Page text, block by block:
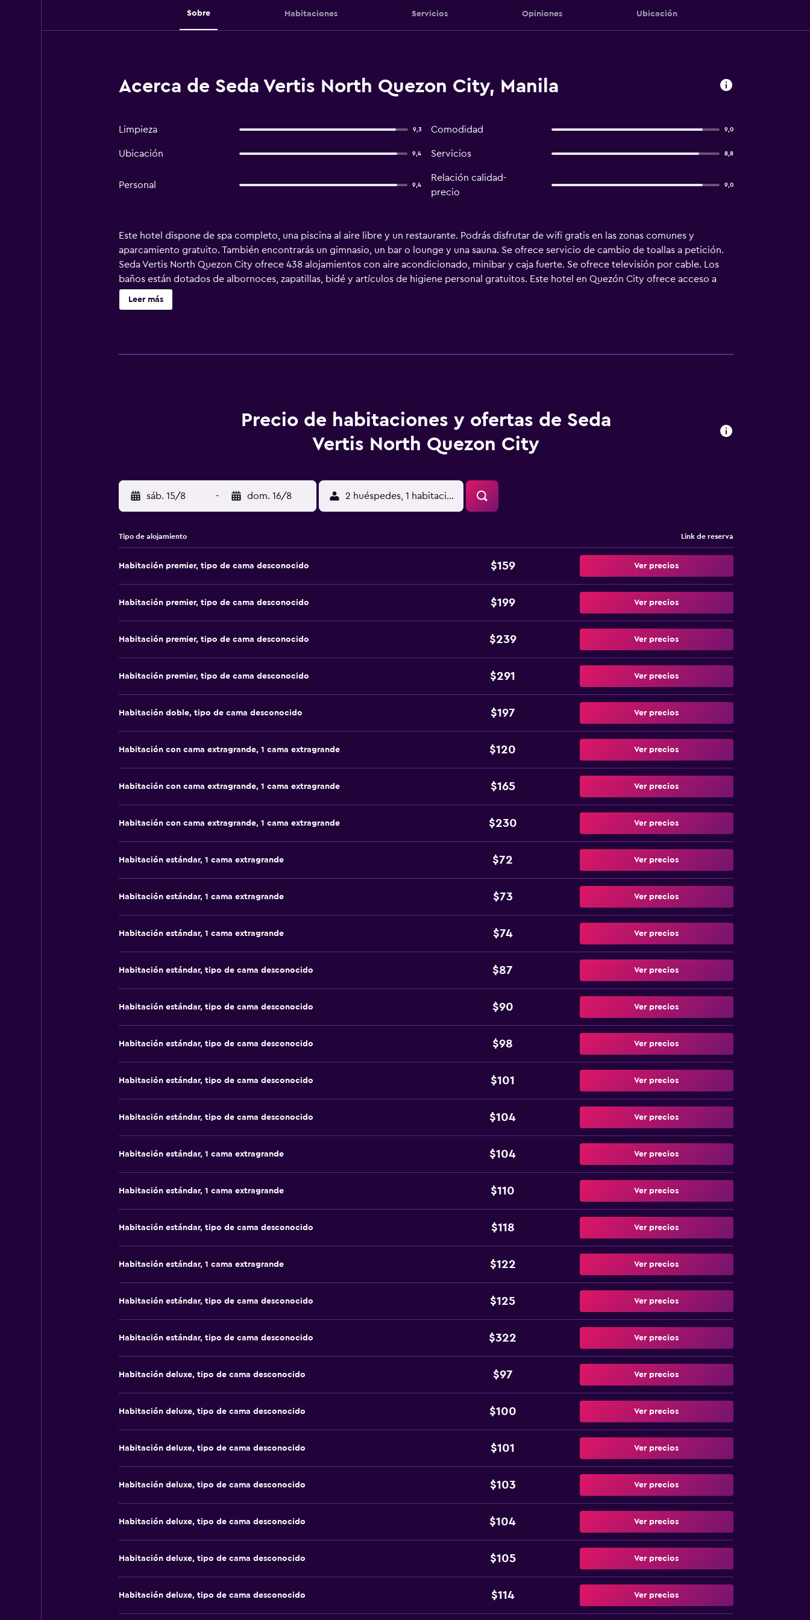
Sobre Habitaciones Servicios Opiniones Ubicación
Acerca de Seda Vertis North Quezon City, Manila
Limpieza 9,3 Comodidad 9,0
Ubicación 9,4 Servicios 8,8
Personal 9,4
Relación calidad-
precio
9,0
Este hotel dispone de spa completo, una piscina al aire libre y un restaurante. Podrás disfrutar de wifi gratis en las zonas comunes y
aparcamiento gratuito. También encontrarás un gimnasio, un bar o lounge y una sauna. Se ofrece servicio de cambio de toallas a petición.
Seda Vertis North Quezon City ofrece 438 alojamientos con aire acondicionado, minibar y caja fuerte. Se ofrece televisión por cable. Los
baños están dotados de albornoces, zapatillas, bidé y artículos de higiene personal gratuitos. Este hotel en Quezón City ofrece acceso a
Internet wifi gratis. Entre las comodidades especialmente pensadas para las personas en viaje de negocios se incluyen oficinas, escritorio y
teléfono. Las habitaciones también incluyen botella de agua gratuita y cafetera y tetera. Es posible solicitar masajes en la habitación, tabla
Leer más
Precio de habitaciones y ofertas de Seda
Vertis North Quezon City
sáb. 15/8 - dom. 16/8 2 huéspedes, 1 habitación
Tipo de alojamiento Link de reserva
Habitación premier, tipo de cama desconocido $159 Ver precios
Habitación premier, tipo de cama desconocido $199 Ver precios
Habitación premier, tipo de cama desconocido $239 Ver precios
Habitación premier, tipo de cama desconocido $291 Ver precios
Habitación doble, tipo de cama desconocido $197 Ver precios
Habitación con cama extragrande, 1 cama extragrande $120 Ver precios
Habitación con cama extragrande, 1 cama extragrande $165 Ver precios
Habitación con cama extragrande, 1 cama extragrande $230 Ver precios
Habitación estándar, 1 cama extragrande $72 Ver precios
Habitación estándar, 1 cama extragrande $73 Ver precios
Habitación estándar, 1 cama extragrande $74 Ver precios
Habitación estándar, tipo de cama desconocido $87 Ver precios
Habitación estándar, tipo de cama desconocido $90 Ver precios
Habitación estándar, tipo de cama desconocido $98 Ver precios
Habitación estándar, tipo de cama desconocido $101 Ver precios
Habitación estándar, tipo de cama desconocido $104 Ver precios
Habitación estándar, 1 cama extragrande $104 Ver precios
Habitación estándar, 1 cama extragrande $110 Ver precios
Habitación estándar, tipo de cama desconocido $118 Ver precios
Habitación estándar, 1 cama extragrande $122 Ver precios
Habitación estándar, tipo de cama desconocido $125 Ver precios
Habitación estándar, tipo de cama desconocido $322 Ver precios
Habitación deluxe, tipo de cama desconocido $97 Ver precios
Habitación deluxe, tipo de cama desconocido $100 Ver precios
Habitación deluxe, tipo de cama desconocido $101 Ver precios
Habitación deluxe, tipo de cama desconocido $103 Ver precios
Habitación deluxe, tipo de cama desconocido $104 Ver precios
Habitación deluxe, tipo de cama desconocido $105 Ver precios
Habitación deluxe, tipo de cama desconocido $114 Ver precios